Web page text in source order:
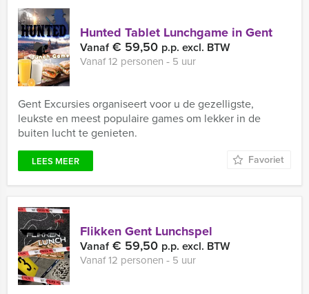
Hunted Tablet Lunchgame in Gent
Vanaf€ 59,50 p.p. excl. BTW
Vanaf 12 personen ‐ 5 uur
Gent Excursies organiseert voor u de gezelligste,
leukste en meest populaire games om lekker in de
buiten lucht te genieten.
LEES MEER Favoriet
Flikken Gent Lunchspel
Vanaf€ 59,50 p.p. excl. BTW
Vanaf 12 personen ‐ 5 uur